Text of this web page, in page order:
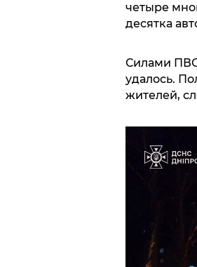
четыре
десятка
Силами ПВО
удалось.
жителей,